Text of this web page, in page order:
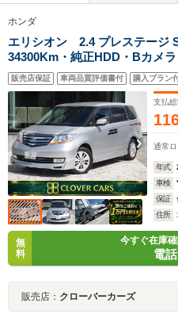
ホンダ
エリシオン 2.4 プレステージ
34300Km・純正HDD・Bカメ
ETC・両側パワスラ・HID・キ
ヤAW付・D整備記録簿7枚有・
販売店保証 車両品質評価書付 購入プラン
支払
通常
年式
車検
保証
住所
無
料
今すぐ在庫
電
販売店： クローバーカーズ